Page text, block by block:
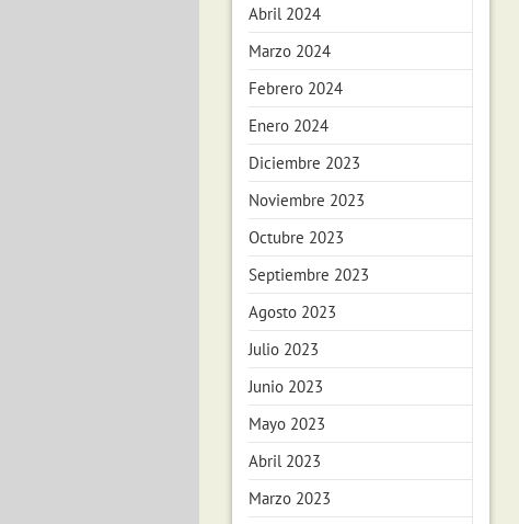
Abril 2024
Marzo 2024
Febrero 2024
Enero 2024
Diciembre 2023
Noviembre 2023
Octubre 2023
Septiembre 2023
Agosto 2023
Julio 2023
Junio 2023
Mayo 2023
Abril 2023
Marzo 2023